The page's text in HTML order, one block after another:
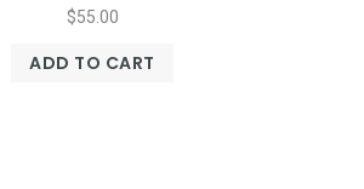
$55.00
ADD TO CART